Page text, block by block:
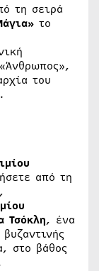
τη σειρά
το
του
από τη
,
Τσόκλη, ένα
στο βάθος